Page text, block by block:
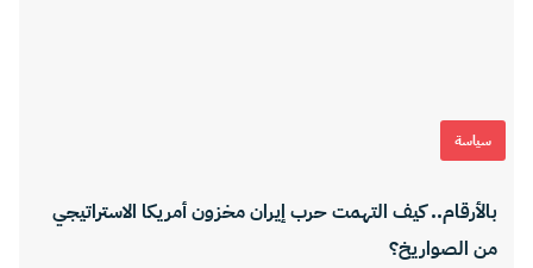
سياسة
بالأرقام.. كيف التهمت حرب إيران مخزون أمريكا الاستراتيجي
من الصواريخ؟